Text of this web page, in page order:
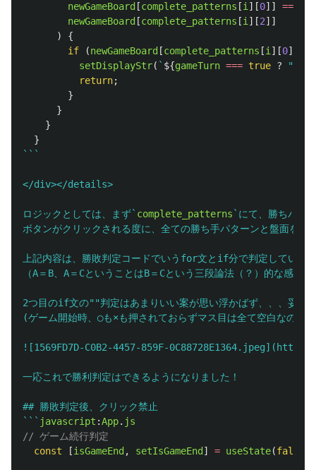
newGameBoard [complete_patterns [i ][0]]
===
newGameBoard [complete_patterns [i ][2]]
)
{
if
(newGameBoard [complete_patterns [i ][0]]
setDisplayStr( ` ${gameTurn === true ? "
return;
}
}
}
}
```
</div></details>
ロジックとしては、まず` complete_patterns `にて、勝ちパタ
ボタンがクリックされる度に、全ての勝ち手パターンと盤面を
上記内容は、勝敗判定コードでいうfor文とif分で判定していま
（A＝B、A＝CということはB＝Cという三段論法（？）的な感じで
2つ目のif文の""判定はあまりいい案が思い浮かばず、、、妥協
(ゲーム開始時、◯も×も押されておらずマス目は全て空白なの
![1569FD7D-C0B2-4457-859F-
一応これで勝利判定はできるようになりました！
## 勝敗判定後、クリック禁止
``` javascript :App. js
// ゲーム続行判定
const
[isGameEnd , setIsGameEnd ] = useState(false